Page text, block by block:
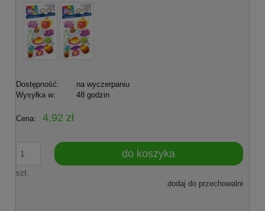
Dostępność:
na wyczerpaniu
Wysyłka w:
48 godzin
Cena: 4,92 zł
szt.
do koszyka
dodaj do przechowalni